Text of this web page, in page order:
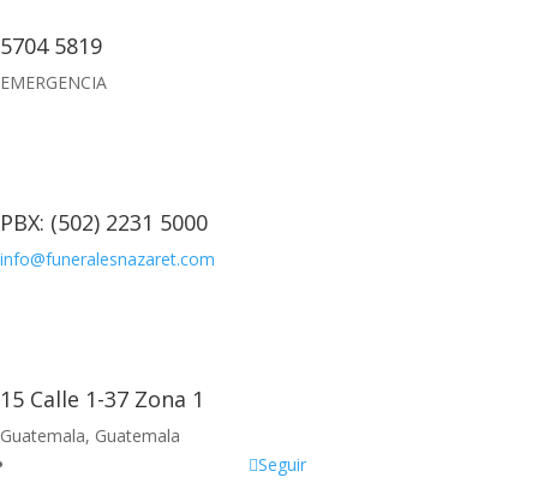
5704 5819
EMERGENCIA
PBX: (502) 2231 5000
info@funeralesnazaret.com
15 Calle 1-37 Zona 1
Guatemala, Guatemala
Seguir